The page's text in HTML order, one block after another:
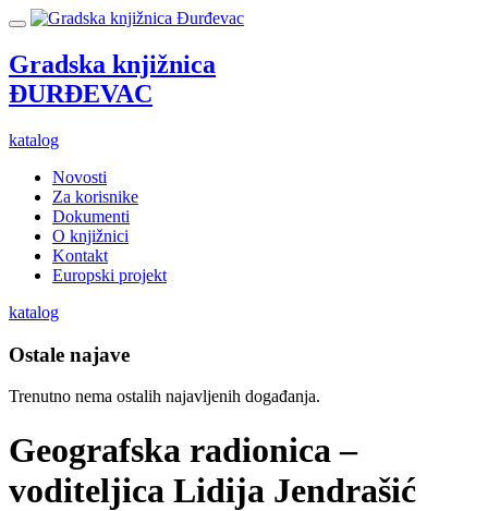
Gradska knjižnica
ĐURĐEVAC
katalog
Novosti
Za korisnike
Dokumenti
O knjižnici
Kontakt
Europski projekt
katalog
Ostale najave
Trenutno nema ostalih najavljenih događanja.
Geografska radionica –
voditeljica Lidija Jendrašić